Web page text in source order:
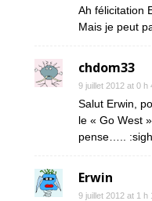
Ah félicitation
Mais je peut
chdom33
9 juillet 2012 at 0 h
Salut Erwin,
le « Go West
pense…..
Erwin
9 juillet 2012 at 1 h